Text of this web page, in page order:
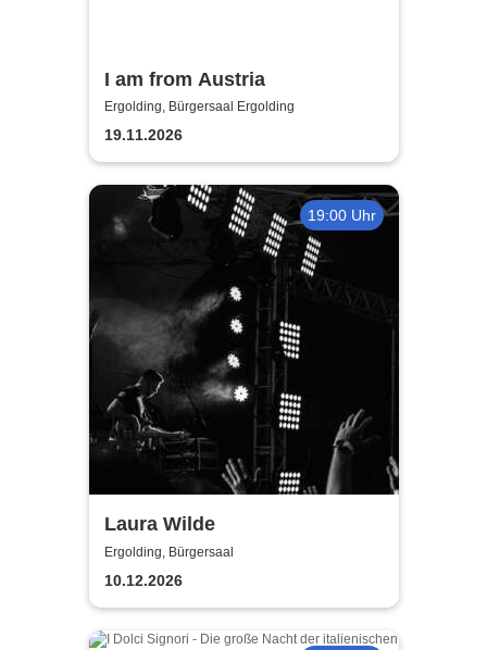
I am from Austria
Ergolding, Bürgersaal Ergolding
19.11.2026
19:00 Uhr
Laura Wilde
Ergolding, Bürgersaal
10.12.2026